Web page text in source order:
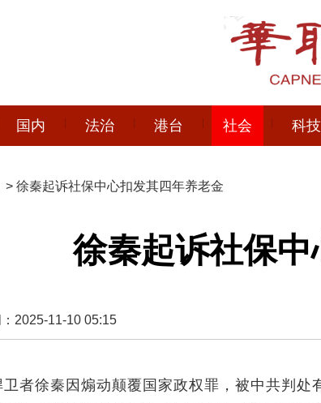
国内 法治 港台 社会 科技
> 徐秦起诉社保中心扣发其四年养老金
徐秦起诉社保
2025-11-10 05:15
者徐秦因煽动颠覆国家政权罪，被中共判处